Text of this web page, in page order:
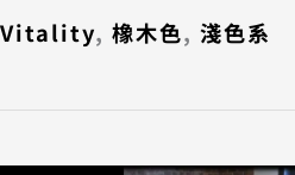
Vitality, 橡木色, 淺色系